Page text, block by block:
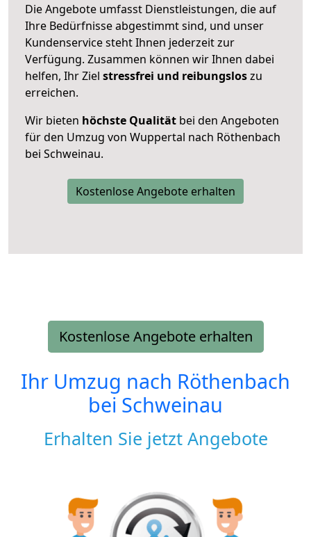
Die Angebote umfasst Dienstleistungen, die auf
Ihre Bedürfnisse abgestimmt sind, und unser
Kundenservice steht Ihnen jederzeit zur
Verfügung. Zusammen können wir Ihnen dabei
helfen, Ihr Ziel stressfrei und reibungsloszu
erreichen.
Wir bieten höchste Qualität bei den Angeboten
für den Umzug von Wuppertal nach Röthenbach
bei Schweinau.
Kostenlose Angebote erhalten
Kostenlose Angebote erhalten
Ihr Umzug nach Röthenbach
bei Schweinau
Erhalten Sie jetzt Angebote